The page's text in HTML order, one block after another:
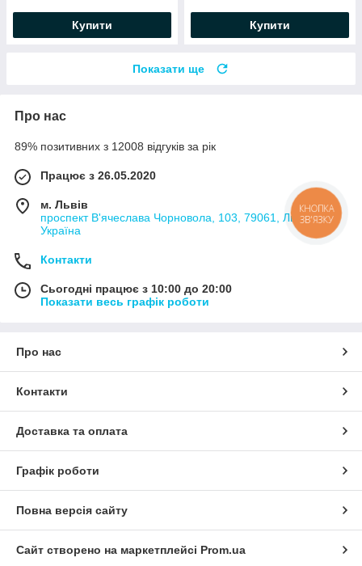
Купити Купити
Показати ще
Про нас
89% позитивних з 12008 відгуків за рік
Працює з 26.05.2020
м. Львів
проспект В'ячеслава Чорновола, 103, 79061, Львів,
Україна
Контакти
Сьогодні працює з 10:00 до 20:00
Показати весь графік роботи
Про нас
Контакти
Доставка та оплата
Графік роботи
Повна версія сайту
Сайт створено на маркетплейсі Prom.ua
КНОПКА
ЗВ'ЯЗКУ